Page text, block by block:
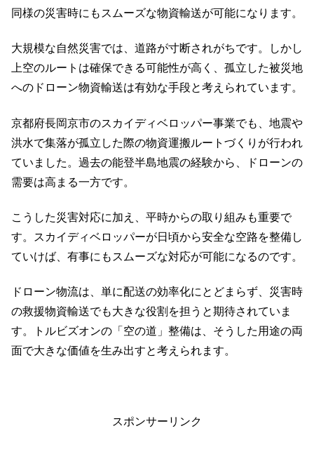
同様の災害時にもスムーズな物資輸送が可能になります。
大規模な自然災害では、道路が寸断されがちです。しかし
上空のルートは確保できる可能性が高く、孤立した被災地
へのドローン物資輸送は有効な手段と考えられています。
京都府長岡京市のスカイディベロッパー事業でも、地震や
洪水で集落が孤立した際の物資運搬ルートづくりが行われ
ていました。過去の能登半島地震の経験から、ドローンの
需要は高まる一方です。
こうした災害対応に加え、平時からの取り組みも重要で
す。スカイディベロッパーが日頃から安全な空路を整備し
ていけば、有事にもスムーズな対応が可能になるのです。
ドローン物流は、単に配送の効率化にとどまらず、災害時
の救援物資輸送でも大きな役割を担うと期待されていま
す。トルビズオンの「空の道」整備は、そうした用途の両
面で大きな価値を生み出すと考えられます。
スポンサーリンク